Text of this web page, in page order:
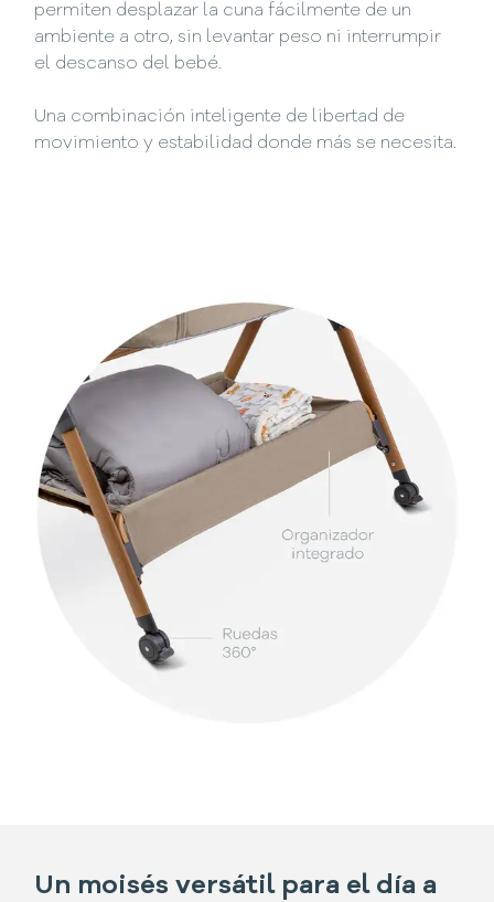
permiten desplazar la cuna fácilmente de un
ambiente a otro, sin levantar peso ni interrumpir
el descanso del bebé.
Una combinación inteligente de libertad de
movimiento y estabilidad donde más se necesita.
Un moisés versátil para el día a